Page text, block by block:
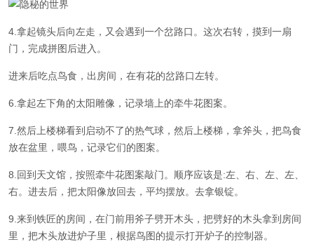
4.拿起镜头后向左走，又会遇到一个岔路口。这次右转，摸到一扇
门，完成拼图后进入。
进来后吃点鸟食，出房间，在有花的岔路口左转。
6.拿起左下角的太阳雕像，记录墙上的牵牛花图案。
7.然后上楼梯看到启动不了的热气球，然后上楼梯，拿斧头，把鸟食
放在盆里，喂鸟，记录它们的图案。
8.回到天文馆，按照牵牛花图案敲门。顺序应该是:左、右、左、左、
右。进去后，把太阳像放回去，平均摆放。去拿银锭。
9.来到铁匠的房间，在门前用斧子劈开木头，把劈好的木头拿到房间
里，把木头放进炉子里，根据鸟图的提示打开炉子的控制器。